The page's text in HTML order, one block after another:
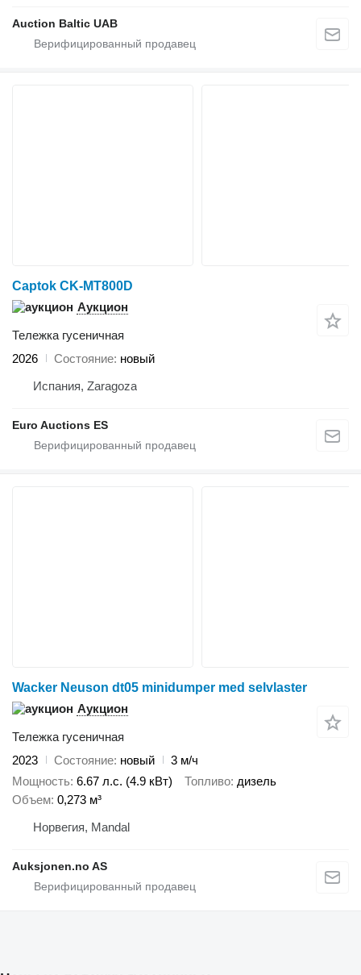
Auction Baltic UAB
Captok CK-MT800D
Аукцион
Тележка гусеничная
2026
Состояние новый
Испания, Zaragoza
Euro Auctions ES
Wacker Neuson dt05 minidumper med selvlaster
Аукцион
Тележка гусеничная
2023
Состояние новый
3 м/ч
Мощность 6.67 л.с. (4.9 кВт) Топливо дизель
Объем 0,273 м³
Норвегия, Mandal
Auksjonen.no AS